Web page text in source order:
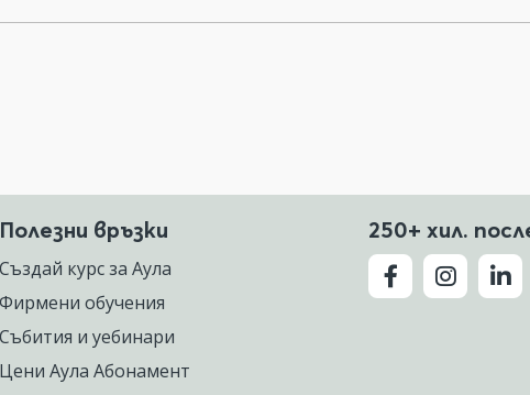
Полезни връзки
Създай курс за Аула
Фирмени обучения
Събития и уебинари
Цени Аула Абонамент
250+ хил.